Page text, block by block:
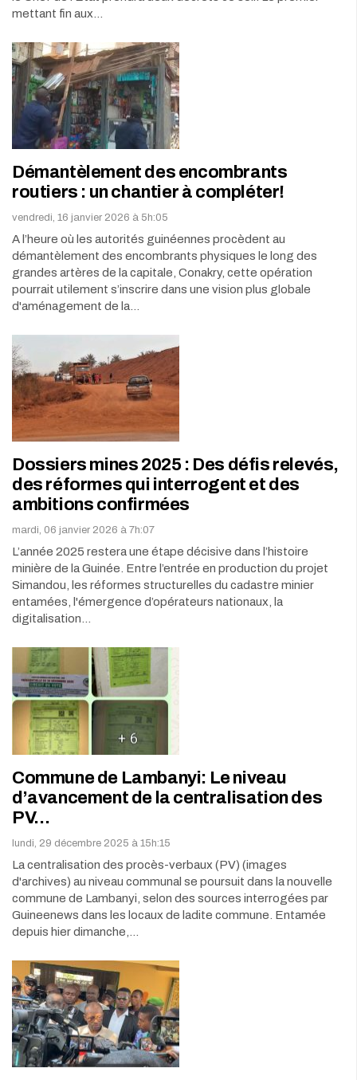
mettant fin aux…
Démantèlement des encombrants
routiers : un chantier à compléter!
vendredi, 16 janvier 2026 à 5h:05
A l’heure où les autorités guinéennes procèdent au
démantèlement des encombrants physiques le long des
grandes artères de la capitale, Conakry, cette opération
pourrait utilement s’inscrire dans une vision plus globale
d'aménagement de la…
Dossiers mines 2025 : Des défis relevés,
des réformes qui interrogent et des
ambitions confirmées
mardi, 06 janvier 2026 à 7h:07
L’année 2025 restera une étape décisive dans l’histoire
minière de la Guinée. Entre l’entrée en production du projet
Simandou, les réformes structurelles du cadastre minier
entamées, l'émergence d’opérateurs nationaux, la
digitalisation…
Commune de Lambanyi: Le niveau
d’avancement de la centralisation des
PV…
lundi, 29 décembre 2025 à 15h:15
La centralisation des procès-verbaux (PV) (images
d'archives) au niveau communal se poursuit dans la nouvelle
commune de Lambanyi, selon des sources interrogées par
Guineenews dans les locaux de ladite commune. Entamée
depuis hier dimanche,…